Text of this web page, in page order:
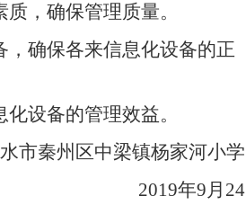
，确保管理质量。
，确保各来信息化设备的正
设备的管理效益。
市秦州区中梁镇杨家河小学
2019年9月24